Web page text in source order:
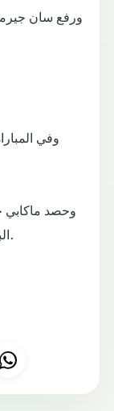
وفي
البطولة، وتوقف رصيد يوفنتوس عند 3 نقاط.